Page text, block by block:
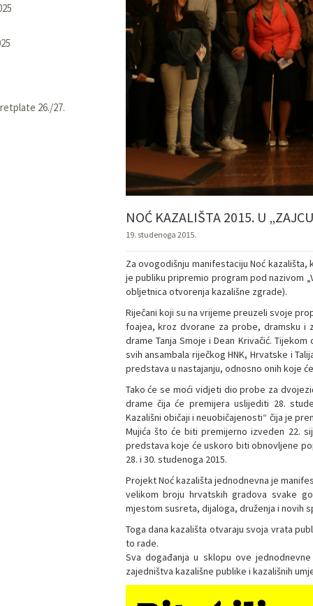
26./27.
NOĆ KAZALIŠTA 2015. U
19. studenoga 2015.
Za ovogodišnju manifestaciju Noć kazališta,
je publiku pripremio program pod nazivom
obljetnica otvorenja kazališne zgrade).
Riječani koji su na vrijeme preuzeli svoje
foajea, kroz dvorane za probe, dramsku i
drame Tanja Smoje i Dean Krivačić.
svih ansambala riječkog HNK, Hrvatske i
predstava u nastajanju, odnosno onih koje
Tako će se moći vidjeti dio probe za
drame čija će premijera uslijediti 28.
Kazališni običaji i neuobičajenosti“ čija je
Mujića što će biti premijerno izveden 22.
predstava koje će uskoro biti obnovljene
28. i 30. studenoga 2015.
Projekt Noć kazališta jednodnevna je
velikom broju hrvatskih gradova svake
mjestom susreta, dijaloga, druženja i novih
Toga dana kazališta otvaraju svoja vrata
to rade.
Sva događanja u sklopu ove
zajedništva kazališne publike i kazališnih